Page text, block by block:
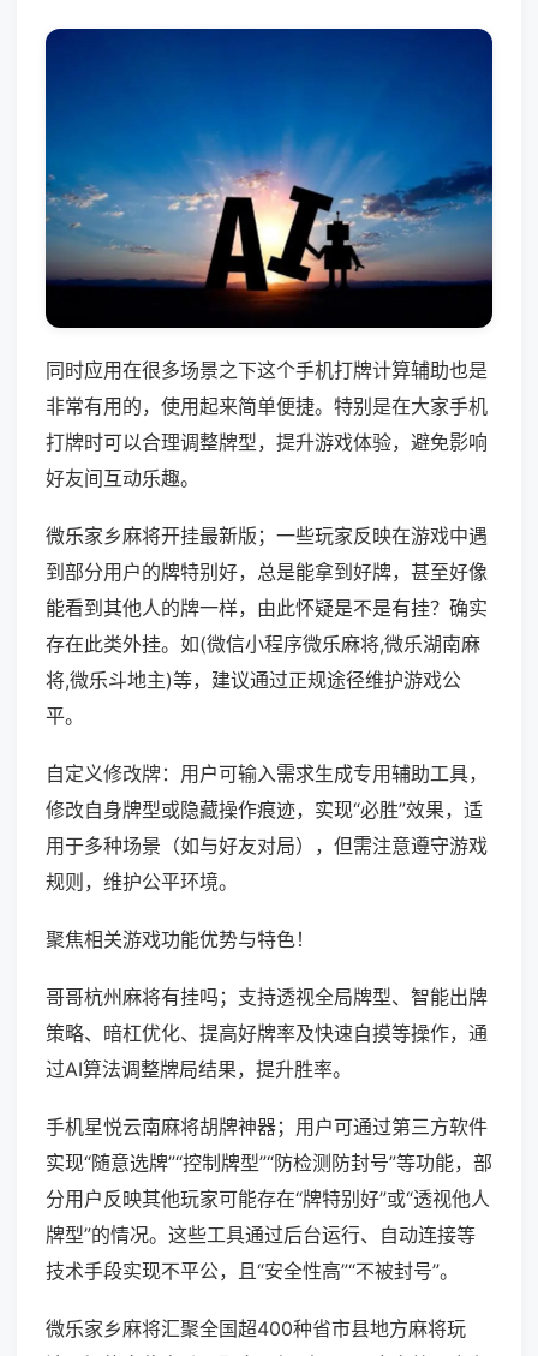
同时应用在很多场景之下这个手机打牌计算辅助也是
非常有用的，使用起来简单便捷。特别是在大家手机
打牌时可以合理调整牌型，提升游戏体验，避免影响
好友间互动乐趣。
微乐家乡麻将开挂最新版；一些玩家反映在游戏中遇
到部分用户的牌特别好，总是能拿到好牌，甚至好像
能看到其他人的牌一样，由此怀疑是不是有挂？确实
存在此类外挂。如(微信小程序微乐麻将,微乐湖南麻
将,微乐斗地主)等，建议通过正规途径维护游戏公
平。
自定义修改牌：用户可输入需求生成专用辅助工具，
修改自身牌型或隐藏操作痕迹，实现“必胜”效果，适
用于多种场景（如与好友对局），但需注意遵守游戏
规则，维护公平环境。
聚焦相关游戏功能优势与特色！
哥哥杭州麻将有挂吗；支持透视全局牌型、智能出牌
策略、暗杠优化、提高好牌率及快速自摸等操作，通
过AI算法调整牌局结果，提升胜率。
手机星悦云南麻将胡牌神器；用户可通过第三方软件
实现“随意选牌”“控制牌型”“防检测防封号”等功能，部
分用户反映其他玩家可能存在“牌特别好”或“透视他人
牌型”的情况。这些工具通过后台运行、自动连接等
技术手段实现不平公，且“安全性高”“不被封号”。
微乐家乡麻将汇聚全国超400种省市县地方麻将玩